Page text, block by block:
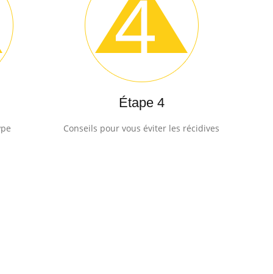
Étape 4
Conseils pour vous éviter les récidives